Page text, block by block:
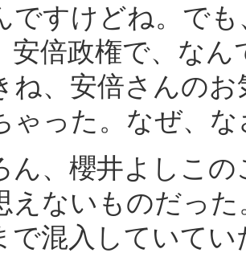
ですけどね。で
倍政権で、なん
ね、安倍さんの
ゃった。なぜ、
、櫻井よしこの
えないものだっ
で混入していてい